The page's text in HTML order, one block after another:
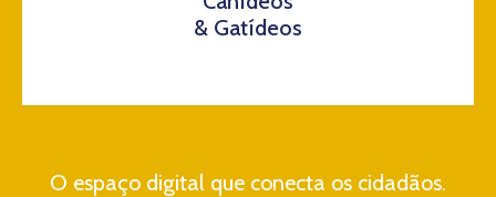
& Gatídeos
O espaço digital que conecta os cidadãos.